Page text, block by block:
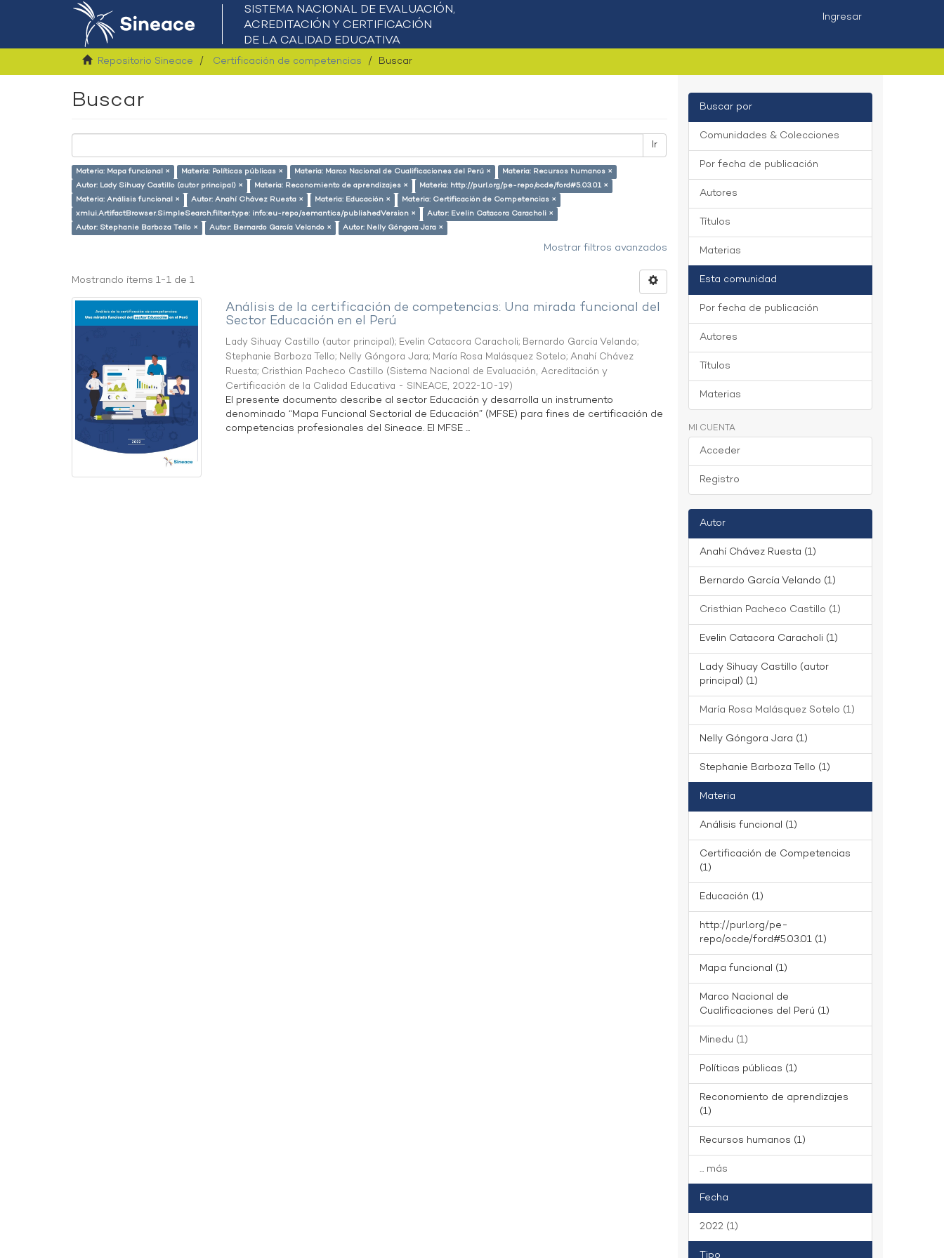
Ingresar
Repositorio Sineace Certificación de competencias Buscar
Buscar
Ir
Materia: Mapa funcional × Materia: Políticas públicas × Materia: Marco Nacional de Cualificaciones del Perú ×
Materia: Recursos humanos ×
Autor: Lady Sihuay Castillo (autor principal) ×
Materia: Reconomiento de aprendizajes ×
Materia: http://purl.org/pe-repo/ocde/ford#5.03.01 ×
Materia: Análisis funcional ×
Autor: Anahí Chávez Ruesta × Materia: Educación ×
Materia: Certificación de Competencias ×
xmlui.ArtifactBrowser.SimpleSearch.filter.type: info:eu-repo/semantics/publishedVersion ×
Autor: Evelin Catacora Caracholi ×
Autor: Stephanie Barboza Tello ×
Autor: Bernardo García Velando × Autor: Nelly Góngora Jara ×
Mostrar filtros avanzados
Mostrando ítems 1-1 de 1
Análisis de la certificación de competencias: Una mirada funcional del
Sector Educación en el Perú
Lady Sihuay Castillo (autor principal); Evelin Catacora Caracholi; Bernardo García Velando;
Stephanie Barboza Tello; Nelly Góngora Jara; María Rosa Malásquez Sotelo;Anahí Chávez
Ruesta; Cristhian Pacheco Castillo (Sistema Nacional de Evaluación, Acreditación y
Certificación de la Calidad Educativa - SINEACE, 2022-10-19)
El presente documento describe al sector Educación y desarrolla un instrumento
denominado “Mapa Funcional Sectorial de Educación” (MFSE) para fines de certificación de
competencias profesionales del Sineace. El MFSE ...
Buscar por
Comunidades & Colecciones
Por fecha de publicación
Autores
Títulos
Materias
Esta comunidad
Por fecha de publicación
Autores
Títulos
Materias
MI CUENTA
Acceder
Registro
Autor
Anahí Chávez Ruesta (1)
Bernardo García Velando (1)
Cristhian Pacheco Castillo (1)
Evelin Catacora Caracholi (1)
Lady Sihuay Castillo (autor
principal) (1)
María Rosa Malásquez Sotelo (1)
Nelly Góngora Jara (1)
Stephanie Barboza Tello (1)
Materia
Análisis funcional (1)
Certificación de Competencias
(1)
Educación (1)
http://purl.org/pe-
repo/ocde/ford#5.03.01 (1)
Mapa funcional (1)
Marco Nacional de
Cualificaciones del Perú (1)
Minedu (1)
Políticas públicas (1)
Reconomiento de aprendizajes
(1)
Recursos humanos (1)
... más
Fecha
2022 (1)